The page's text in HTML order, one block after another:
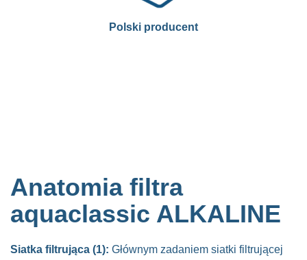
Polski producent
Anatomia filtra
aquaclassic ALKALINE
Siatka filtrująca (1): Głównym zadaniem siatki filtrującej